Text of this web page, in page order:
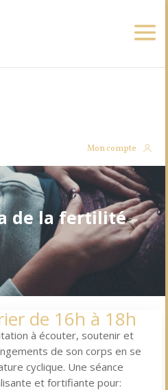
Mon compte
de la fertilité
de 16h à 18h
à écouter, soutenir et
de son corps en se
cyclique. Une séance
et fortifiante pour: